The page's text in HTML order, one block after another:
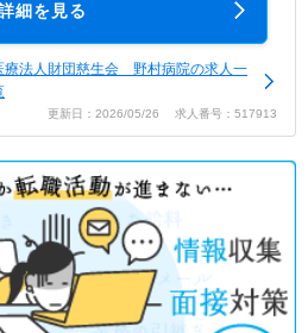
細を見る
療法人財団慈生会 野村病院の求人一
更新日：2026/05/26 求人番号：517913